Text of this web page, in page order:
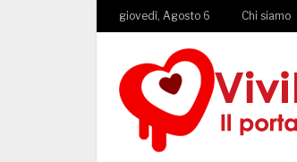
giovedì, Agosto 6 Chi siamo